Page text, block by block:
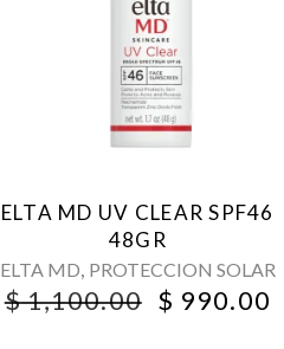
ELTA MD UV CLEAR SPF46
48GR
ELTA MD, PROTECCION SOLAR
$1,100.00 ORIGINAL
PRICE
$ 990.00